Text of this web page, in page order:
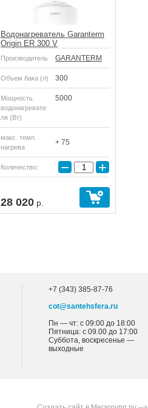
Водонагреватель Garanterm
Origin ER 300 V
Производитель GARANTERM
Объем бака (л) 300
Мощность
водонагревате
ля (Вт)
5000
макс. темп.
нагрева
+ 75
Количество: − +
28 020 р.
+7 (343) 385-87-76
cot@santehsfera.ru
Пн — чт: с 09:00 до 18:00
Пятница: с 09.00 до 17:00
Суббота, воскресенье —
выходные